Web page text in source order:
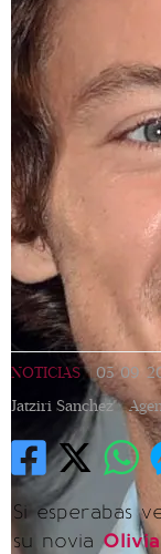
NOTICIAS | 05/09/
Jatziri Sanchez /
Si esperabas
su novia